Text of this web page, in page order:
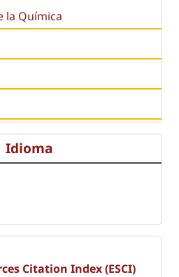
la Química
Idioma
Citation Index (ESCI)